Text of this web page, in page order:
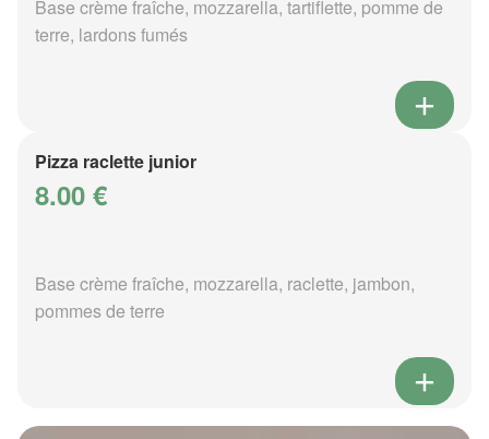
Base crème fraîche, mozzarella, tartiflette, pomme de
terre, lardons fumés
Pizza raclette junior
8.00 €
Base crème fraîche, mozzarella, raclette, jambon,
pommes de terre